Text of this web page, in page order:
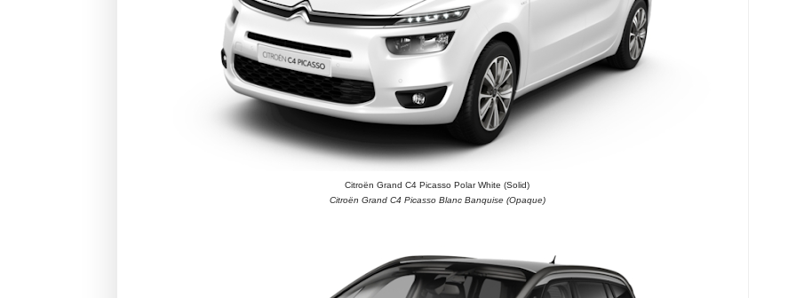
Citroën Grand C4 Picasso Polar White (Solid)
Citroën Grand C4 Picasso Blanc Banquise (Opaque)